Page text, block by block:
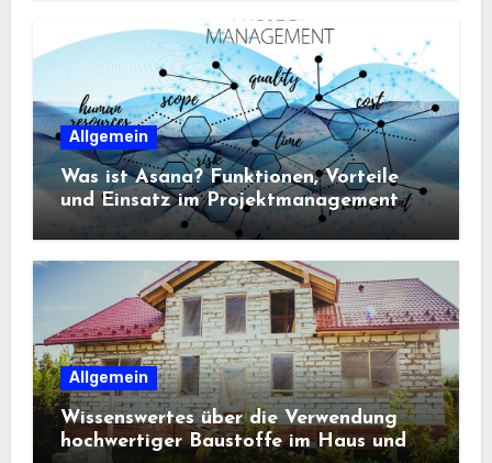
Allgemein
Was ist Asana? Funktionen, Vorteile
und Einsatz im Projektmanagement
Allgemein
Wissenswertes über die Verwendung
hochwertiger Baustoffe im Haus und